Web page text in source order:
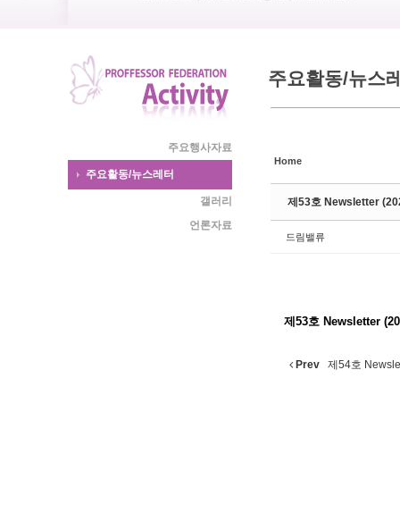
주요행사자료
주요활동/뉴스레터
갤러리
언론자료
주요활동/뉴스
Home
제53호 Newsletter
드림밸류
제53호 Newsletter
Prev 제54호